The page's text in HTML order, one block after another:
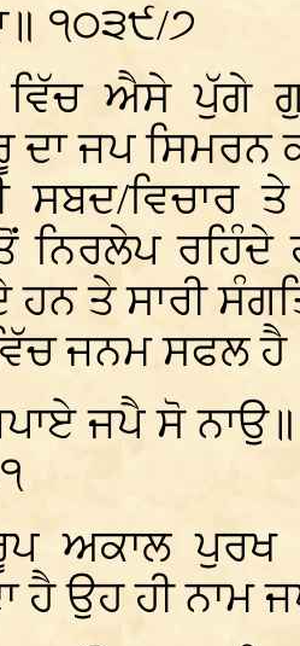
੧੦੩੯/੭
ਵਿੱਚ ਐਸੇ ਪੁੱਗੇ
ਦਾ ਜਪ
ਸਬਦ/ਵਿਚਾਰ
ਨਿਰਲੇਪ
ਹਨ ਤੇ ਸਾਰੀ
ਜਨਮ ਸਫਲ
ਜਪੈ ਸੋ
ਅਕਾਲ
ਹੈ ਉਹ ਹੀ ਨਾਮ